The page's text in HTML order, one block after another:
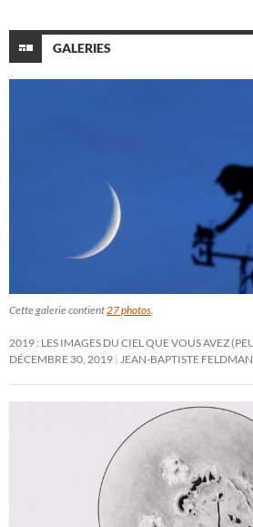
GALERIES
Cette galerie contient27 photos.
2019 : LES IMAGES DU CIEL QUE VOUS AVEZ
DÉCEMBRE 30, 2019 JEAN-BAPTISTE